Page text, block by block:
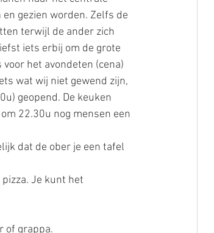
gezien worden. Zelfs de
terwijl de ander zich
iets erbij om de grote
het avondeten (cena)
wat wij niet gewend zijn,
geopend. De keuken
22.30u nog mensen een
dat de ober je een tafel
Je kunt het
of grappa.